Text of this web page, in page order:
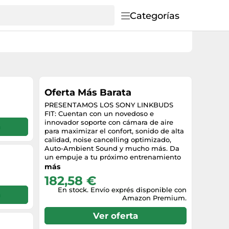
Categorías
Oferta Más Barata
PRESENTAMOS LOS SONY LINKBUDS
FIT: Cuentan con un novedoso e
innovador soporte con cámara de aire
para maximizar el confort, sonido de alta
calidad, noise cancelling optimizado,
Auto-Ambient Sound y mucho más. Da
un empuje a tu próximo entrenamiento
o desplazamiento diario CÓMODO
DE AIRE: Los LinkBuds Fit ofrecen
confort y estabilidad gracias al NUEVO
Soporte con cámara de aire, además de
resistencia al agua IPX4 para actividades
en interiores y exteriores CALIDAD DE
SONIDO EXCEPCIONAL: Con soporte Hi-
más
182,58 €
En stock. Envío exprés disponible con
Amazon Premium.
Ver oferta